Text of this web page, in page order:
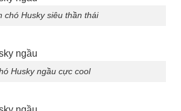
chó Husky siêu thần thái
Husky ngầu cực cool